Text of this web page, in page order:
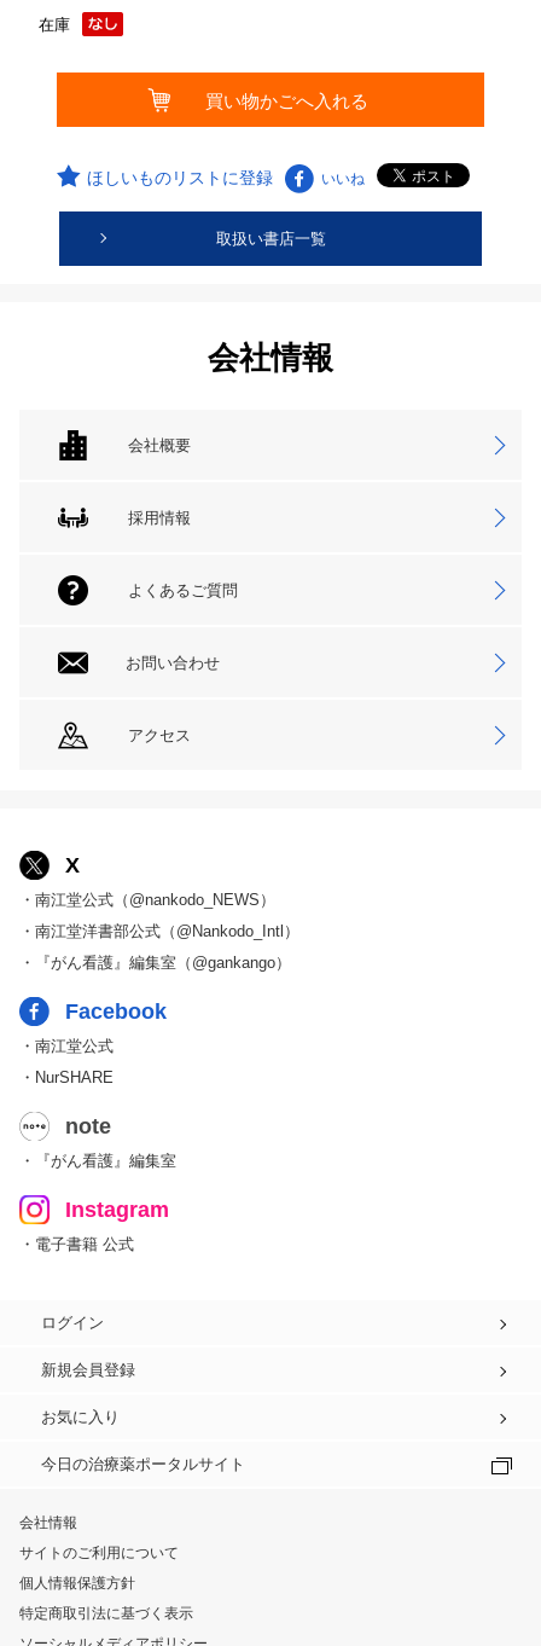
在庫
ほしいものリストに登録 いいね
取扱い書店一覧
会社情報
会社概要
採用情報
よくあるご質問
お問い合わせ
アクセス
X
・南江堂公式（@nankodo_NEWS）
・南江堂洋書部公式（@Nankodo_Intl）
・『がん看護』編集室（@gankango）
Facebook
・南江堂公式
・NurSHARE
note
・『がん看護』編集室
Instagram
・電子書籍 公式
ログイン
新規会員登録
お気に入り
今日の治療薬ポータルサイト
会社情報
サイトのご利用について
個人情報保護方針
特定商取引法に基づく表示